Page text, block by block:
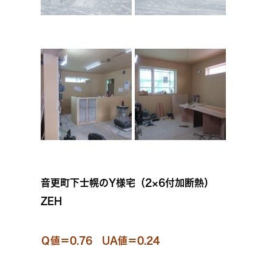
音更町下士幌のY様宅（2×6付加断熱）
ZEH
Ｑ値＝0.76 UA値＝0.24